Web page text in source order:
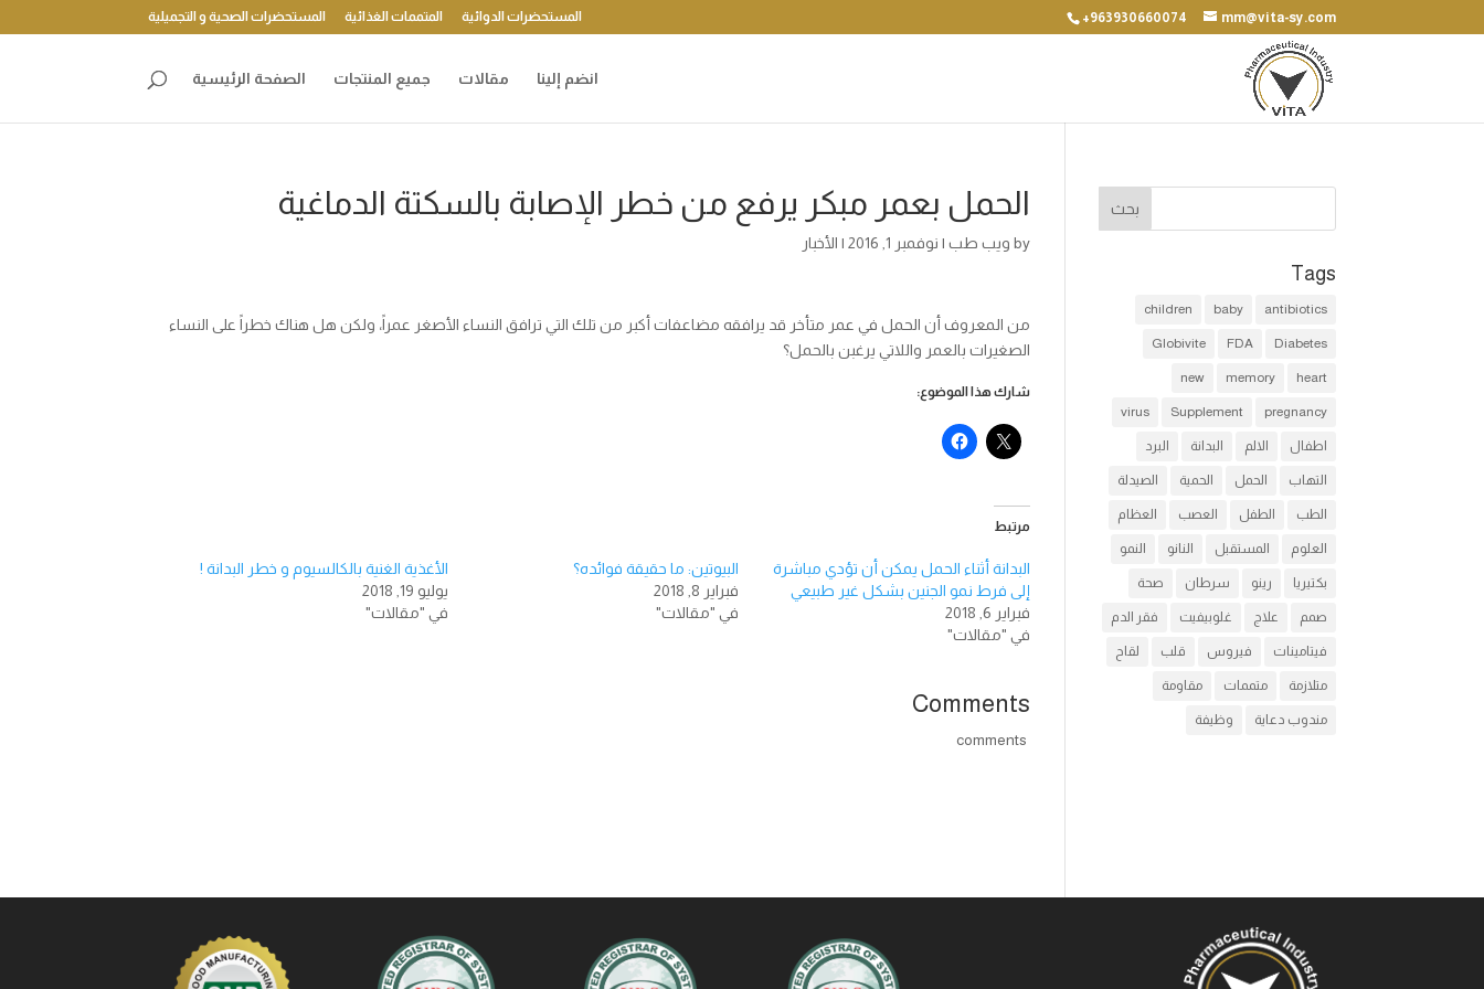
+963930660074 mm@vita-sy.com المستحضرات الدوائية المتممات الغذائية المستحضرات الصحية و التجميلية
انضم إلينا مقالات جميع المنتجات الصفحة الرئيسية
الحمل بعمر مبكر يرفع من خطر الإصابة بالسكتة الدماغية
by ويب طب | نوفمبر 1, 2016 | الأخبار
من المعروف أن الحمل في عمر متأخر قد يرافقه مضاعفات أكبر من تلك التي ترافق النساء الأصغر عمراً، ولكن هل هناك خطراً على النساء
الصغيرات بالعمر واللاتي يرغبن بالحمل؟
شارك هذا الموضوع:
مرتبط
البدانة أثناء الحمل يمكن أن تؤدي مباشرة
إلى فرط نمو الجنين بشكل غير طبيعي
فبراير 6, 2018
في "مقالات"
البيوتين: ما حقيقة فوائده؟
فبراير 8, 2018
في "مقالات"
الأغذية الغنية بالكالسيوم و خطر البدانة !
يوليو 19, 2018
في "مقالات"
Comments
Tags
antibiotics
baby
children
Diabetes
FDA
Globivite
heart
memory
new
pregnancy
Supplement
virus
اطفال الالم البدانة البرد
التهاب الحمل الحمية الصيدلة
الطب الطفل العصب العظام
العلوم المستقبل النانو النمو
بكتيريا رينو سرطان صحة
صمم علاج غلوبيفيت فقر الدم
فيتامينات فيروس قلب لقاح
متلازمة متممات مقاومة
مندوب دعاية وظيفة